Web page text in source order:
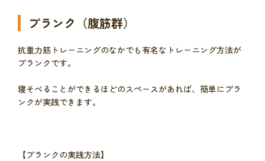
プランク（腹筋群）
抗重力筋トレーニングのなかでも有名なトレーニング方法が
プランクです。
寝そべることができるほどのスペースがあれば、簡単にプラ
ンクが実践できます。
【プランクの実践方法】